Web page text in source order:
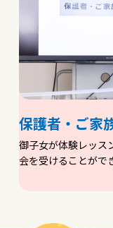
保護者・ご家
御子女が体験レッス
会を受けることがで